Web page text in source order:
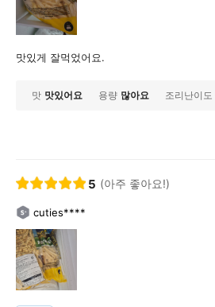
맛있게 잘먹었어요.
맛 맛있어요 용량 많아요 조리난이도
5 (아주 좋아요!)
cuties****